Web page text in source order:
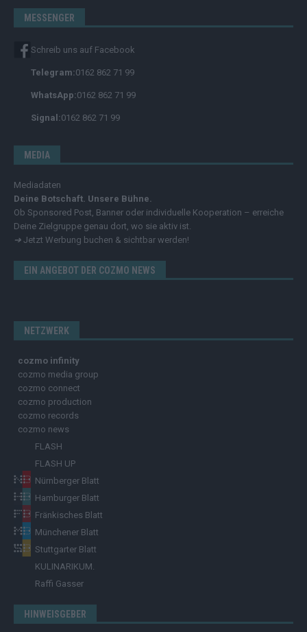
MESSENGER
Schreib uns auf Facebook
Telegram:0162 862 71 99
WhatsApp:0162 862 71 99
Signal:0162 862 71 99
MEDIA
Mediadaten
Deine Botschaft. Unsere Bühne.
Ob Sponsored Post, Banner oder individuelle Kooperation – erreiche
Deine Zielgruppe genau dort, wo sie aktiv ist.
➔ Jetzt Werbung buchen & sichtbar werden!
EIN ANGEBOT DER COZMO NEWS
NETZWERK
cozmo infinity
cozmo media group
cozmo connect
cozmo production
cozmo records
cozmo news
FLASH
FLASH UP
Nürnberger Blatt
Hamburger Blatt
Fränkisches Blatt
Münchener Blatt
Stuttgarter Blatt
KULINARIKUM.
Raffi Gasser
HINWEISGEBER